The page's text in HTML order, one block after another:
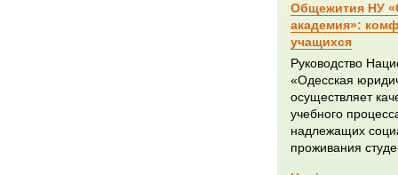
Общежития НУ
академия»:
учащихся
Руководство
«Одесская
осуществляет
учебного
надлежащих
проживания